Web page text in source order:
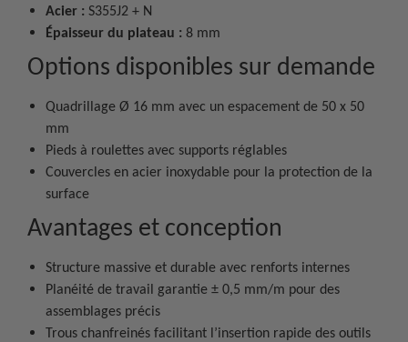
Acier : S355J2 + N
Épaisseur du plateau : 8 mm
Options disponibles sur demande
Quadrillage Ø 16 mm avec un espacement de 50 x 50
mm
Pieds à roulettes avec supports réglables
Couvercles en acier inoxydable pour la protection de la
surface
Avantages et conception
Structure massive et durable avec renforts internes
Planéité de travail garantie ± 0,5 mm/m pour des
assemblages précis
Trous chanfreinés facilitant l’insertion rapide des outils